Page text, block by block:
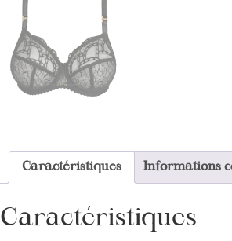
Caractéristiques Informations
Caractéristiques